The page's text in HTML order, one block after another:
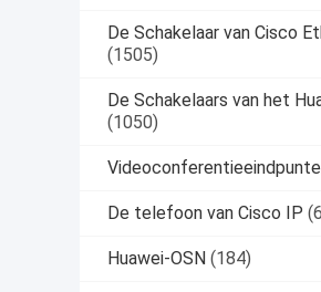
De Schakelaar van Cisco
(1505)
De Schakelaars van het
(1050)
De telefoon van Cisco IP
Huawei-OSN (184)